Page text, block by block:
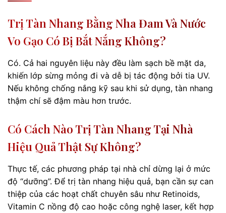
Trị Tàn Nhang Bằng Nha Đam Và Nước
Vo Gạo Có Bị Bắt Nắng Không?
Có. Cả hai nguyên liệu này đều làm sạch bề mặt da,
khiến lớp sừng mỏng đi và dễ bị tác động bởi tia UV.
Nếu không chống nắng kỹ sau khi sử dụng, tàn nhang
thậm chí sẽ đậm màu hơn trước.
Có Cách Nào Trị Tàn Nhang Tại Nhà
Hiệu Quả Thật Sự Không?
Thực tế, các phương pháp tại nhà chỉ dừng lại ở mức
độ “dưỡng”. Để trị tàn nhang hiệu quả, bạn cần sự can
thiệp của các hoạt chất chuyên sâu như Retinoids,
Vitamin C nồng độ cao hoặc công nghệ laser, kết hợp